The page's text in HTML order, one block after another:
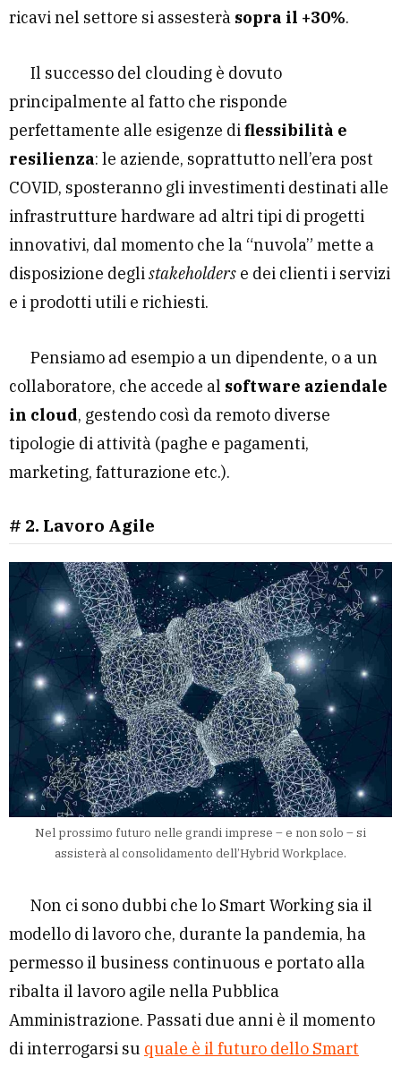
ricavi nel settore si assesterà sopra il +30%.
Il successo del clouding è dovuto
principalmente al fatto che risponde
perfettamente alle esigenze diflessibilità e
resilienza: le aziende, soprattutto nell’era post
COVID, sposteranno gli investimenti destinati alle
infrastrutture hardware ad altri tipi di progetti
innovativi, dal momento che la “nuvola” mette a
disposizione deglistakeholders e dei clienti i servizi
e i prodotti utili e richiesti.
Pensiamo ad esempio a un dipendente, o a un
collaboratore, che accede al software aziendale
in cloud, gestendo così da remoto diverse
tipologie di attività (paghe e pagamenti,
marketing, fatturazione etc.).
# 2. Lavoro Agile
Nel prossimo futuro nelle grandi imprese – e non solo – si
assisterà al consolidamento dell’Hybrid Workplace.
Non ci sono dubbi che lo Smart Working sia il
modello di lavoro che, durante la pandemia, ha
permesso il business continuous e portato alla
ribalta il lavoro agile nella Pubblica
Amministrazione. Passati due anni è il momento
di interrogarsi su quale è il futuro dello Smart